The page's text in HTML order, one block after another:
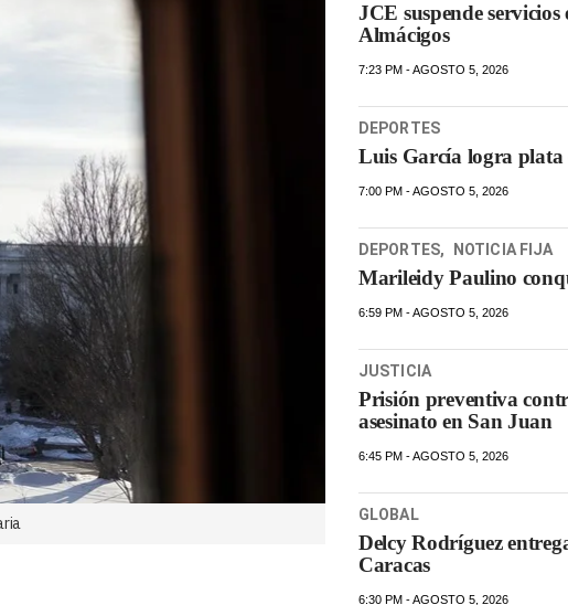
JCE suspende
Almácigos
7:23 PM - AGOSTO 5, 2026
DEPORTES
Luis García logra
7:00 PM - AGOSTO 5, 2026
DEPORTES, NOTICIA FIJA
Marileidy Paulino
6:59 PM - AGOSTO 5, 2026
JUSTICIA
Prisión preventiva
asesinato en San Juan
6:45 PM - AGOSTO 5, 2026
GLOBAL
Delcy Rodríguez
Caracas
6:30 PM - AGOSTO 5, 2026